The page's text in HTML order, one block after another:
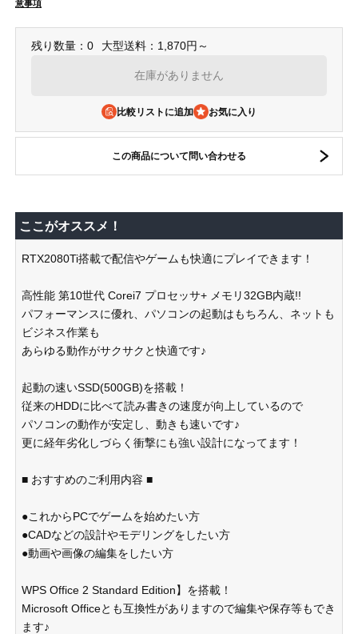
意事項
残り数量：0 大型送料：1,870円～
在庫がありません
比較リストに追加
この商品について問い合わせる
ここがオススメ！
RTX2080Ti搭載で配信やゲームも快適にプレイできます！
高性能 第10世代 Corei7 プロセッサ+ メモリ32GB内蔵!!
パフォーマンスに優れ、パソコンの起動はもちろん、ネットも
ビジネス作業も
あらゆる動作がサクサクと快適です♪
起動の速いSSD(500GB)を搭載！
従来のHDDに比べて読み書きの速度が向上しているので
パソコンの動作が安定し、動きも速いです♪
更に経年劣化しづらく衝撃にも強い設計になってます！
■ おすすめのご利用内容 ■
●これからPCでゲームを始めたい方
●CADなどの設計やモデリングをしたい方
●動画や画像の編集をしたい方
WPS Office 2 Standard Edition】を搭載！
Microsoft Officeとも互換性がありますので編集や保存等もでき
ます♪